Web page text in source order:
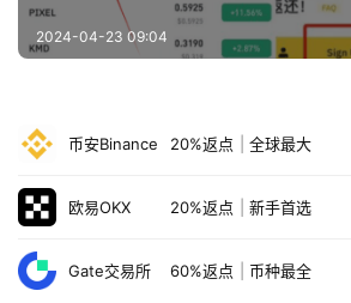
2024-04-23 09:04
币安Binance 20%返点 全球最大
欧易OKX 20%返点 新手首选
Gate交易所 60%返点 币种最全